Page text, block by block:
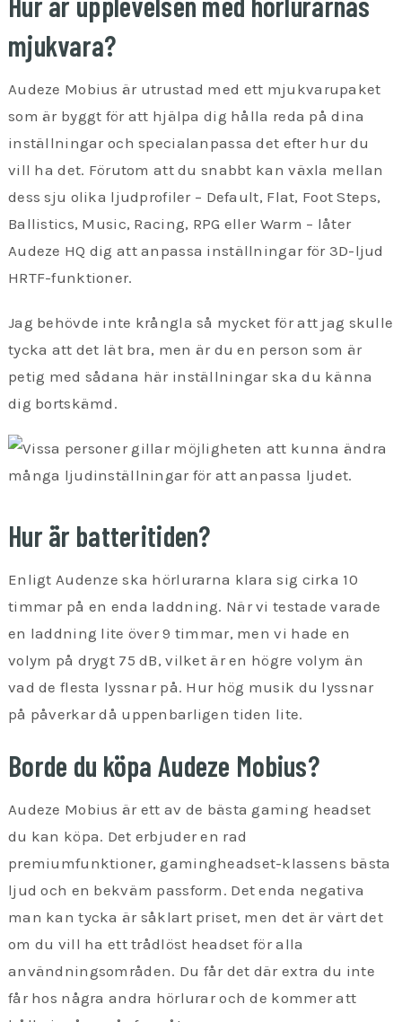
mjukvara?
Audeze Mobius är utrustad med ett mjukvarupaket
som är byggt för att hjälpa dig hålla reda på dina
inställningar och specialanpassa det efter hur du
vill ha det. Förutom att du snabbt kan växla mellan
dess sju olika ljudprofiler – Default, Flat, Foot Steps,
Ballistics, Music, Racing, RPG eller Warm – låter
Audeze HQ dig att anpassa inställningar för 3D-ljud
HRTF-funktioner.
Jag behövde inte krångla så mycket för att jag skulle
tycka att det lät bra, men är du en person som är
petig med sådana här inställningar ska du känna
dig bortskämd.
Hur är batteritiden?
Enligt Audenze ska hörlurarna klara sig cirka 10
timmar på en enda laddning. När vi testade varade
en laddning lite över 9 timmar, men vi hade en
volym på drygt 75 dB, vilket är en högre volym än
vad de flesta lyssnar på. Hur hög musik du lyssnar
på påverkar då uppenbarligen tiden lite.
Borde du köpa Audeze Mobius?
Audeze Mobius är ett av de bästa gaming headset
du kan köpa. Det erbjuder en rad
premiumfunktioner, gamingheadset-klassens bästa
ljud och en bekväm passform. Det enda negativa
man kan tycka är såklart priset, men det är värt det
om du vill ha ett trådlöst headset för alla
användningsområden. Du får det där extra du inte
får hos några andra hörlurar och de kommer att